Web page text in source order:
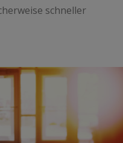
schneller